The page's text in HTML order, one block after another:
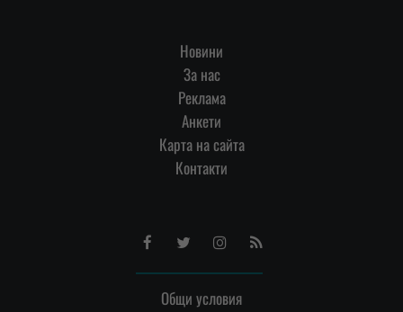
Новини
За нас
Реклама
Анкети
Карта на сайта
Контакти
FacebookTwitterInstagram
RSS
Общи условия